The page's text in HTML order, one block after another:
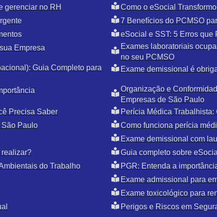
gerenciar no RH
Como o eSocial
7 Benefícios do PCMSO
eSocial e SST: 5 Erros que
Empresa
Exames laboratoriais
no seu PCMSO
Guia Completo para
Exame demissional é
Organização e
Empresas de São Paulo
Precisa Saber
Perícia Médica
Paulo
Como funciona perícia
Exame demissional com
Guia completo sobre
do Trabalho
PGR: Entenda a
Exame admissional para
Exame toxicológico para
Perigos e Riscos em